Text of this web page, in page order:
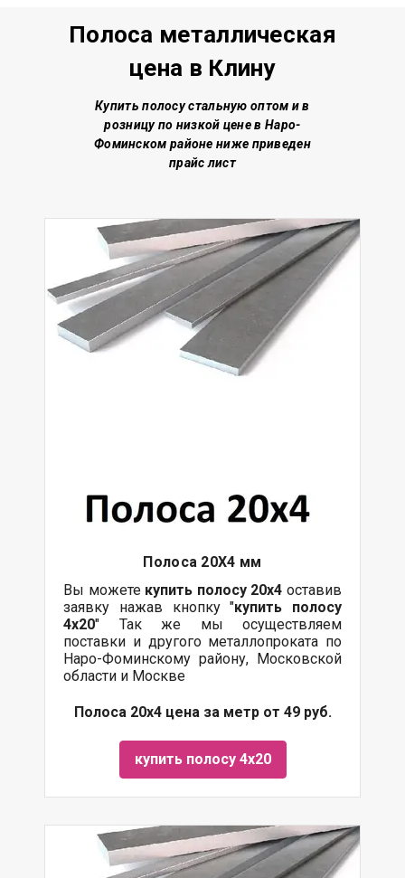
Полоса металлическая
цена в Клину
Купить полосу стальную оптом и в
розницу по низкой ценев Наро-
Фоминском районе ниже приведен
прайс лист
Полоса 20Х4 мм
Вы можете купить полосу 20х4 оставив
заявку нажав кнопку "купить полосу
4х20" Так же мы осуществляем
поставки и другого металлопроката по
Наро-Фоминскому району, Московской
области и Москве
Полоса 20х4 цена за метр от 49 руб.
купить полосу 4х20